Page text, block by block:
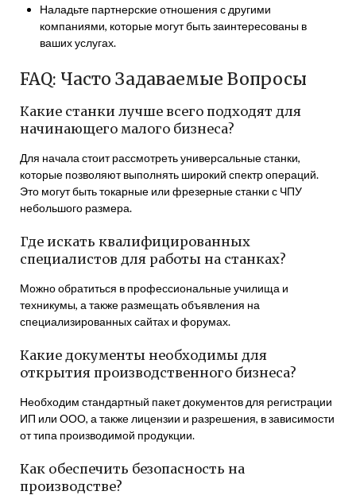
Наладьте партнерские отношения с другими
компаниями, которые могут быть заинтересованы в
ваших услугах.
FAQ: Часто Задаваемые Вопросы
Какие станки лучше всего подходят для
начинающего малого бизнеса?
Для начала стоит рассмотреть универсальные станки,
которые позволяют выполнять широкий спектр операций.
Это могут быть токарные или фрезерные станки с ЧПУ
небольшого размера.
Где искать квалифицированных
специалистов для работы на станках?
Можно обратиться в профессиональные училища и
техникумы, а также размещать объявления на
специализированных сайтах и форумах.
Какие документы необходимы для
открытия производственного бизнеса?
Необходим стандартный пакет документов для регистрации
ИП или ООО, а также лицензии и разрешения, в зависимости
от типа производимой продукции.
Как обеспечить безопасность на
производстве?